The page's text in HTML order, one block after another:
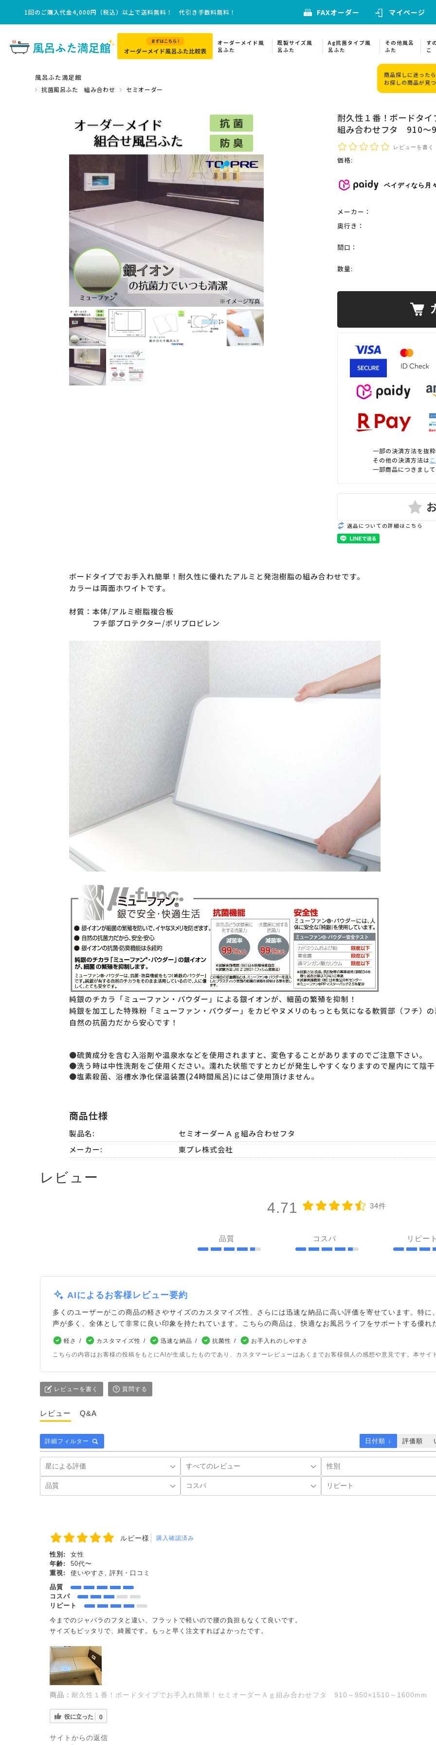
1回のご購入代金4,000円（税込）以上で送料無料！ 代引き手数料無料！ FAXオーダー マイページ
オーダーメイド風
呂ふた
既製サイズ風
呂ふた
Ag抗菌タイプ風
呂ふた
その他風呂
ふた
す
こ
商品探しに迷った
お探しの商品が見
風呂ふた満足館
抗菌風呂ふた 組み合わせ セミオーダー
耐久性１番！ボードタ
組み合わせフタ 910
レビューを書く
価格:
ペイディなら月
メーカー：
奥行き：
間口：
数量:
一部の決済方法を抜
その他の決済方法は
一部商品につきまし
返品についての詳細はこちら
ボードタイプでお手入れ簡単！耐久性に優れたアルミと発泡樹脂の組み合わせです。
カラーは両面ホワイトです。
材質：本体/アルミ樹脂複合板
フチ部プロテクター/ポリプロピレン
純銀のチカラ「ミューファン・パウダー」による銀イオンが、細菌の繁殖を抑制！
純銀を加工した特殊粉「ミューファン・パウダー」をカビやヌメリのもっとも気になる軟質部（フチ）
自然の抗菌力だから安心です！
●硫黄成分を含む入浴剤や温泉水などを使用されますと、変色することがありますのでご注意下さい。
●洗う時は中性洗剤をご使用ください。濡れた状態ですとカビが発生しやすくなりますので屋内にて陰
●塩素殺菌、浴槽水浄化保温装置(24時間風呂)にはご使用頂けません。
商品仕様
製品名:
セミオーダーＡｇ組み合わせフタ
メーカー:
東プレ株式会社
レビュー
4.71 34件
品質 コスパ リピー
AIによるお客様レビュー要約
多くのユーザーがこの商品の軽さやサイズのカスタマイズ性、さらには迅速な納品に高い評価を寄せています。特
声が多く、全体として非常に良い印象を持たれています。こちらの商品は、快適なお風呂ライフをサポートする優れ
軽さ カスタマイズ性 迅速な納品 抗菌性
お手入れのしやすさ
こちらの内容はお客様の投稿をもとにAIが生成したものであり、カスタマーレビューはあくまでお客様個人の感想や意見です。本サ
レビューを書く 質問する
レビュー Q&A
詳細フィルター 日付順 ↓ 評価順
ルビー様 購入確認済み
性別:
女性
年齢:
50代〜
重視:
使いやすさ, 評判・口コミ
品質
コスパ
リピート
今までのジャバラのフタと違い、フラットで軽いので腰の負担もなくて良いです。
サイズもピッタリで、綺麗です。もっと早く注文すればよかったです。
商品： 耐久性１番！ボードタイプでお手入れ簡単！セミオーダーＡｇ組み合わせフタ 910～950×1510～1600mm
役に立った 0
サイトからの返信